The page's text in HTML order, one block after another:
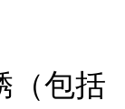
（包括